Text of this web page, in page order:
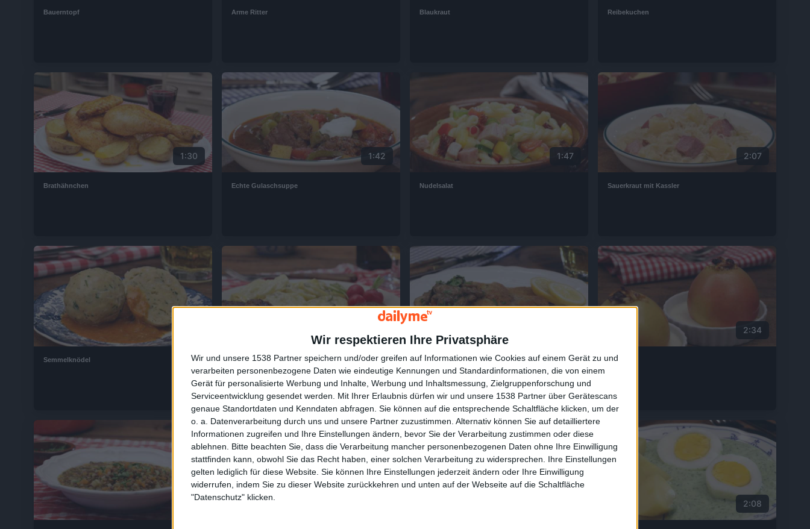
Wir respektieren Ihre Privatsphäre
Wir und unsere 1538 Partner speichern und/oder greifen auf Informationen wie Cookies auf einem Gerät zu und
verarbeiten personenbezogene Daten wie eindeutige Kennungen und Standardinformationen, die von einem
Gerät für personalisierte Werbung und Inhalte, Werbung und Inhaltsmessung, Zielgruppenforschung und
Serviceentwicklung gesendet werden.
Mit Ihrer Erlaubnis dürfen wir und unsere 1538 Partner über Gerätescans
genaue Standortdaten und Kenndaten abfragen. Sie können auf die entsprechende Schaltfläche klicken, um der
o. a. Datenverarbeitung durch uns und unsere Partner zuzustimmen. Alternativ können Sie auf detailliertere
Informationen zugreifen und Ihre Einstellungen ändern, bevor Sie der Verarbeitung zustimmen oder diese
ablehnen.
Bitte beachten Sie, dass die Verarbeitung mancher personenbezogenen Daten ohne Ihre Einwilligung
stattfinden kann, obwohl Sie das Recht haben, einer solchen Verarbeitung zu widersprechen. Ihre Einstellungen
gelten lediglich für diese Website. Sie können Ihre Einstellungen jederzeit ändern oder Ihre Einwilligung
widerrufen, indem Sie zu dieser Website zurückkehren und unten auf der Webseite auf die Schaltfläche
"Datenschutz" klicken.
Bauerntopf Arme Ritter Blaukraut Reibekuchen
1:30
Brathähnchen
1:42
Echte Gulaschsuppe
1:47
Nudelsalat
2:07
Sauerkraut mit Kassler
Semmelknödel Omas Frikadellen Klassisches Jägerschnitzel
2:34
Bratäpfel
2:27 2:08